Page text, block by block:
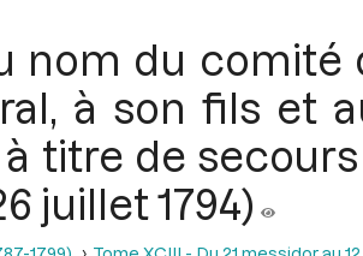
nom du comité
à son fils et
titre de
juillet 1794)